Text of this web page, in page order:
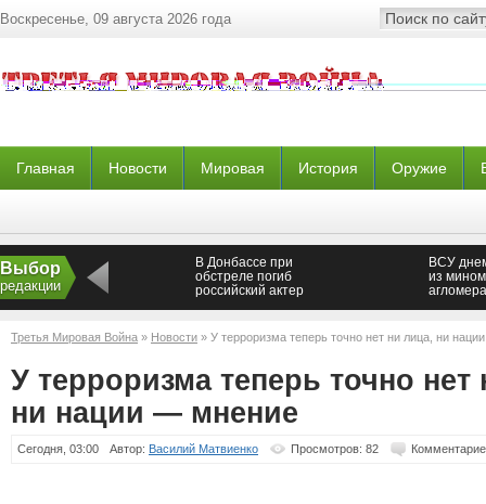
Воскресенье, 09 августа 2026 года
Главная Новости Мировая История Оружие
Выбор
редакции
В Донбассе при
обстреле погиб
российский актер
ВСУ
из
Третья Мировая Война » Новости » У терроризма теперь точно нет ни лица, ни
У терроризма теперь точно нет
ни нации — мнение
Сегодня, 03:00 Автор: Василий Матвиенко Просмотров: 82